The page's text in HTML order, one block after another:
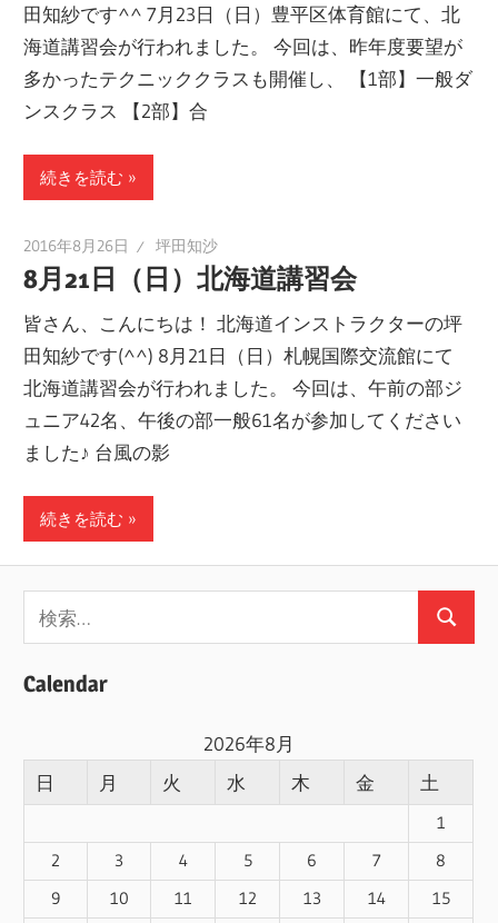
田知紗です^^ 7月23日（日）豊平区体育館にて、北
海道講習会が行われました。 今回は、昨年度要望が
多かったテクニッククラスも開催し、 【1部】一般ダ
ンスクラス 【2部】合
続きを読む
2016年8月26日 坪田知沙
8月21日（日）北海道講習会
皆さん、こんにちは！ 北海道インストラクターの坪
田知紗です(^^) 8月21日（日）札幌国際交流館にて
北海道講習会が行われました。 今回は、午前の部ジ
ュニア42名、午後の部一般61名が参加してください
ました♪ 台風の影
続きを読む
索:
検
Calendar
2026年8月
日
月 火 水 木 金 土
1
2
3 4 5 6 7
8
9
10 11 12 13 14
15